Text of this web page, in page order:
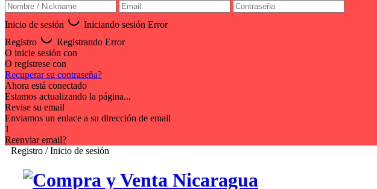
Inicio de sesión Iniciando sesión Error
Registro
Registrando Error
O inicie sesión con
O regístrese con
Recuperar su contraseña?
Ahora está conectado
Estamos actualizando la página...
Revise su email
Enviamos un enlace a su dirección de email
1
Reenviar email?
Registro / Inicio de sesión